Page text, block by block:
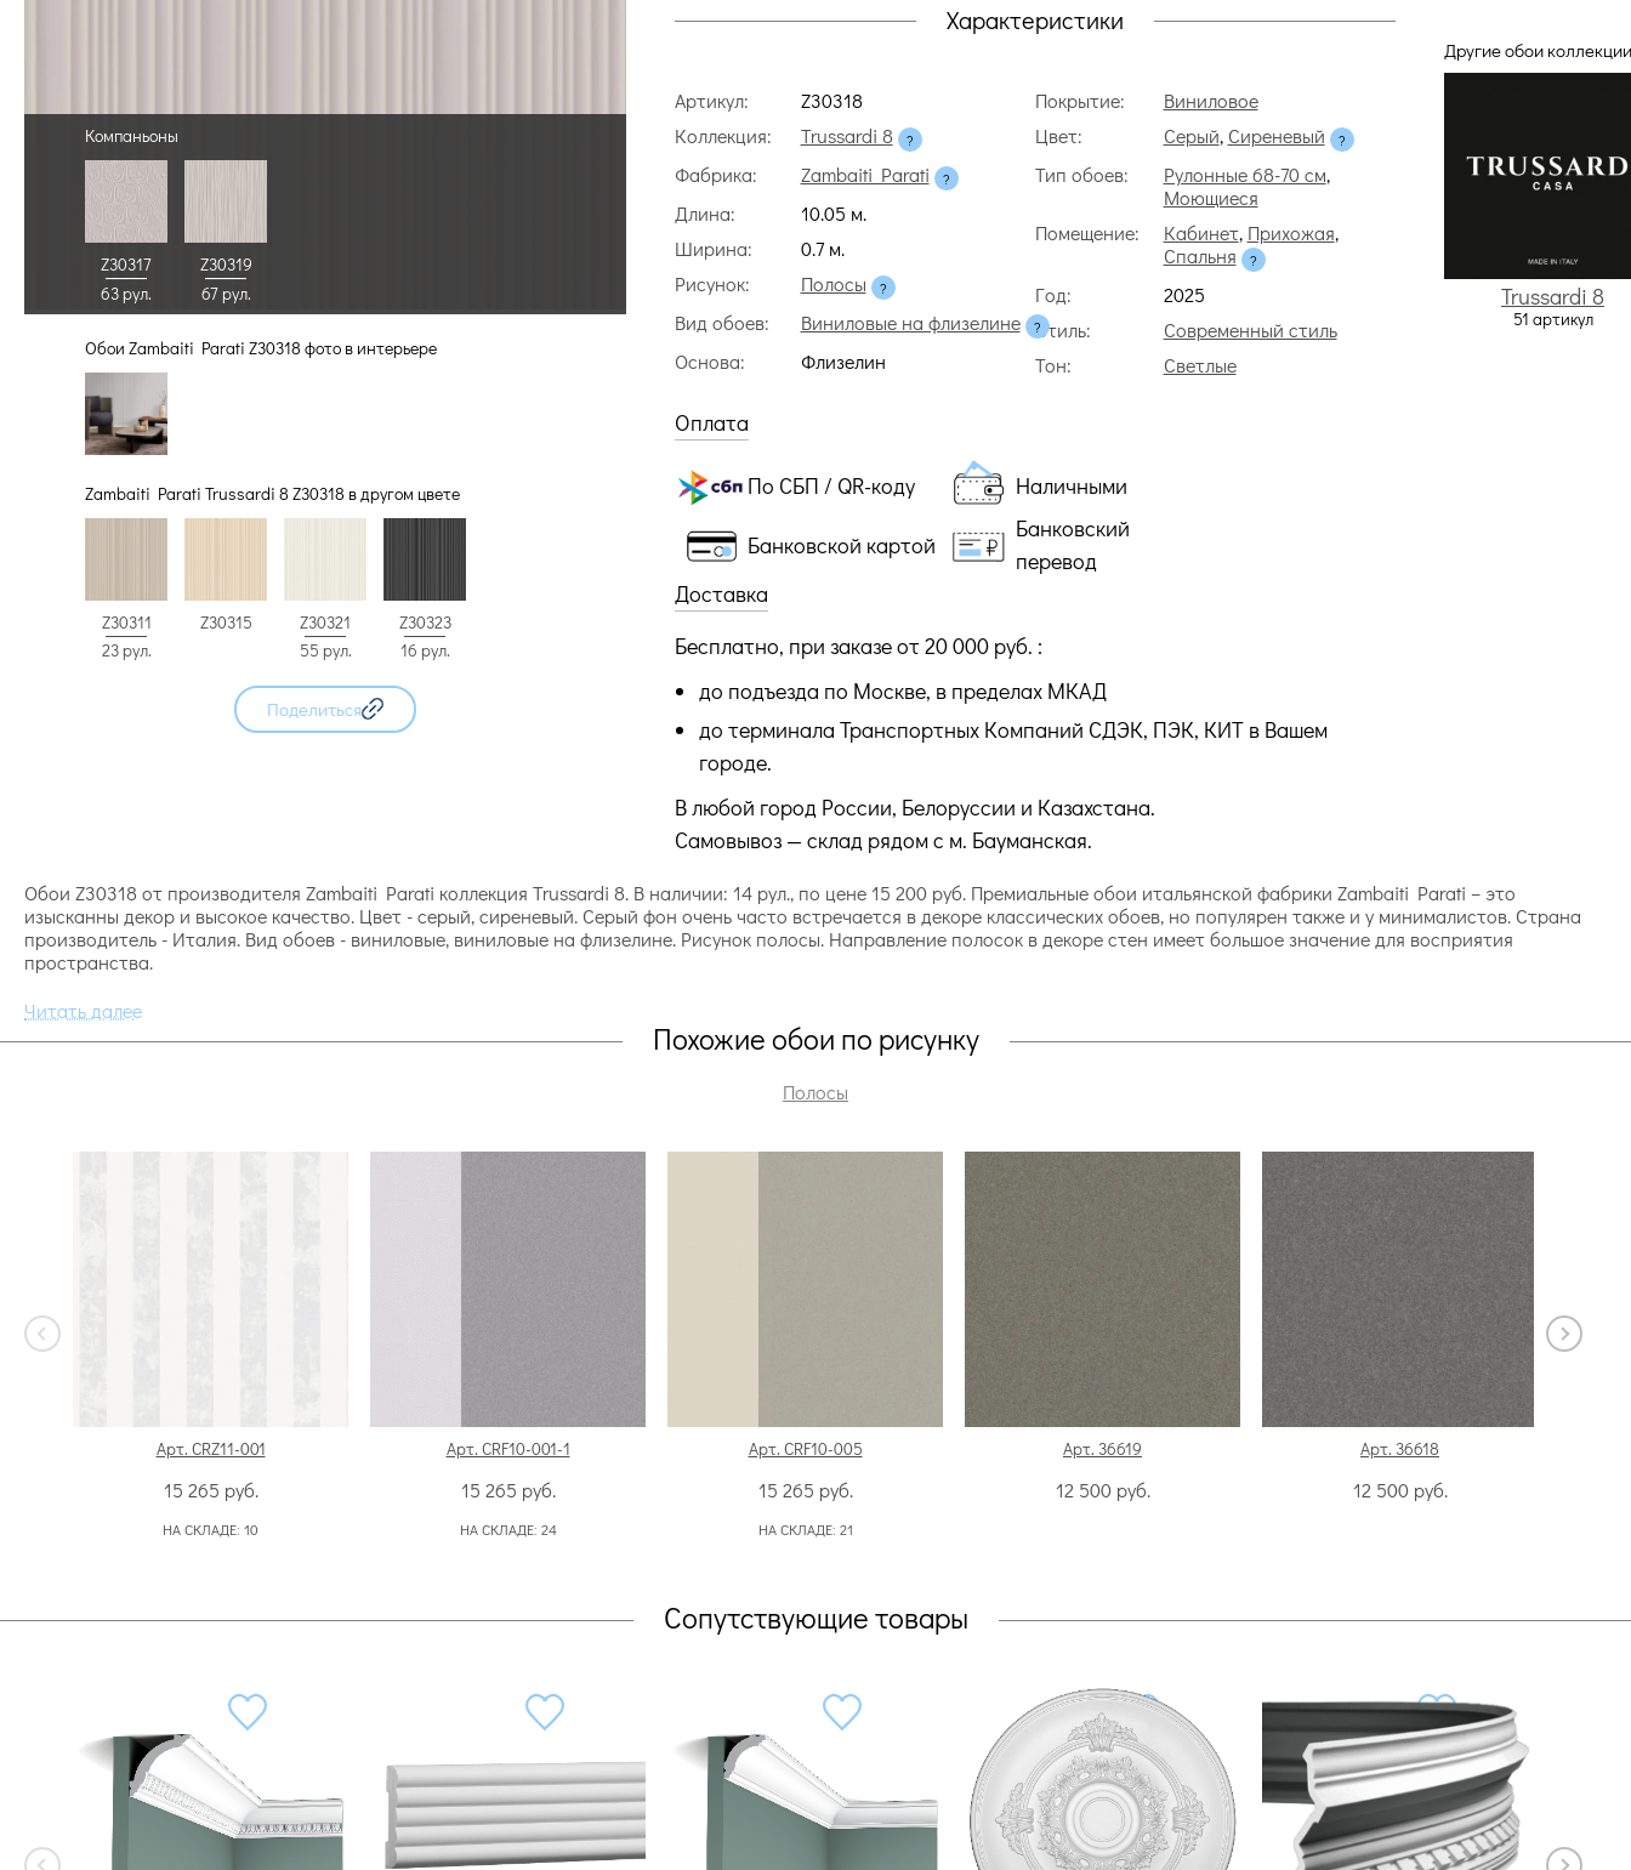
Компаньоны
Z30317
63 рул.
Z30319
67 рул.
Обои Zambaiti Parati Z30318 фото в интерьере
Zambaiti Parati Trussardi 8 Z30318 в другом цвете
Z30311
23 рул.
Z30315
Z30321
55 рул.
Z30323
16 рул.
Поделиться
Характеристики
Артикул:
Z30318
Коллекция:
Trussardi 8
Фабрика:
Zambaiti Parati
Длина:
10.05 м.
Ширина:
0.7 м.
Рисунок:
Полосы
Вид обоев:
Виниловые на флизелине
Основа:
Флизелин
Покрытие:
Виниловое
Цвет:
Серый, Сиреневый
Тип обоев:
Рулонные 68-70 см,
Моющиеся
Помещение:
Кабинет, Прихожая,
Спальня
Год:
2025
Стиль:
Современный стиль
Тон:
Светлые
Оплата
По СБП / QR-коду Наличными
Банковской картой
Банковский
перевод
Доставка
Бесплатно, при заказе от 20 000 руб. :
до подъезда по Москве, в пределах МКАД
до терминала Транспортных Компаний СДЭК, ПЭК, КИТ в Вашем
городе.
В любой город России, Белоруссии и Казахстана.
Самовывоз — склад рядом с м. Бауманская.
Другие обои
Trussardi 8
51 артикул
Обои Z30318 от производителя Zambaiti Parati коллекция Trussardi 8. В наличии: 14 рул., по цене 15 200 руб. Премиальные обои итальянской фабрики Zambaiti Parati – это
изысканны декор и высокое качество. Цвет - серый, сиреневый. Серый фон очень часто встречается в декоре классических обоев, но популярен также и у минималистов. Страна
производитель - Италия. Вид обоев - виниловые, виниловые на флизелине. Рисунок полосы. Направление полосок в декоре стен имеет большое значение для восприятия
пространства.
Похожие обои по рисунку
Полосы
Арт. CRZ11-001
15 265 руб.
НА СКЛАДЕ: 10
Арт. CRF10-001-1
15 265 руб.
НА СКЛАДЕ: 24
Арт. CRF10-005
15 265 руб.
НА СКЛАДЕ: 21
Арт. 36619
12 500 руб.
Арт. 36618
12 500 руб.
Сопутствующие товары